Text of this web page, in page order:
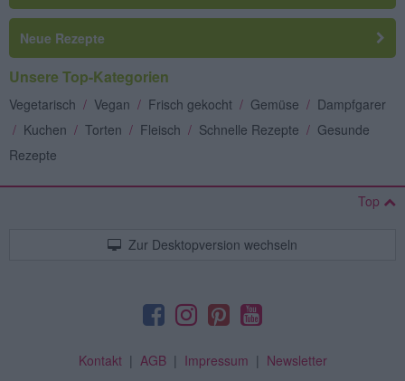
Neue Rezepte
Unsere Top-Kategorien
Vegetarisch / Vegan / Frisch gekocht / Gemüse / Dampfgarer
/ Kuchen / Torten / Fleisch / Schnelle Rezepte / Gesunde
Rezepte
Top
Zur Desktopversion wechseln
Kontakt| AGB| Impressum | Newsletter